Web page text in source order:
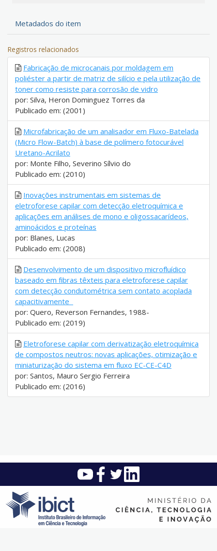
Metadados do item
Registros relacionados
Fabricação de microcanais por moldagem em
poliéster a partir de matriz de silício e pela utilização de
toner como resiste para corrosão de vidro
por: Silva, Heron Dominguez Torres da
Publicado em: (2001)
Microfabricação de um analisador em Fluxo-Batelada
(Micro Flow-Batch) à base de polímero fotocurável
Uretano-Acrilato
por: Monte Filho, Severino Sílvio do
Publicado em: (2010)
Inovações instrumentais em sistemas de
eletroforese capilar com detecção eletroquímica e
aplicações em análises de mono e oligossacarídeos,
aminoácidos e proteínas
por: Blanes, Lucas
Publicado em: (2008)
Desenvolvimento de um dispositivo microfluídico
baseado em fibras têxteis para eletroforese capilar
com detecção condutométrica sem contato acoplada
capacitivamente
por: Quero, Reverson Fernandes, 1988-
Publicado em: (2019)
Eletroforese capilar com derivatização eletroquímica
de compostos neutros: novas aplicações, otimização e
miniaturização do sistema em fluxo EC-CE-C4D
por: Santos, Mauro Sergio Ferreira
Publicado em: (2016)